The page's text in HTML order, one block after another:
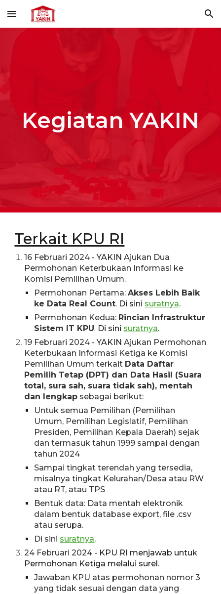
Skip to main content Skip to navigation
Kegiatan YAKIN
Terkait KPU RI
16 Februari 2024 -YAKINAjukan Dua
Permohonan Keterbukaan Informasi ke
Komisi Pemilihan Umum.
Permohonan Pertama:Akses Lebih Baik
ke Data Real Count. Di sini suratnya.
Permohonan Kedua: Rincian Infrastruktur
Sistem IT KPU. Di sini suratnya.
19 Februari 2024 -YAKINAjukan Permohonan
Keterbukaan Informasi Ketiga ke Komisi
Pemilihan Umum terkait Data Daftar
Pemilih Tetap (DPT) dan Data Hasil (Suara
total, sura sah, suara tidak sah), mentah
dan lengkap sebagai berikut:
Untuk semua Pemilihan (Pemilihan
Umum, Pemilihan Legislatif, Pemilihan
Presiden, Pemilihan Kepala Daerah) sejak
dan termasuk tahun 1999 sampai dengan
tahun 2024
Sampai tingkat terendah yang tersedia,
misalnya tingkat Kelurahan/Desa atau RW
atau RT, atau TPS
Bentuk data: Data mentah elektronik
dalam bentuk database export, file .csv
atau serupa.
Di sini suratnya.
24 Februari 2024 - KPU RI menjawab untuk
Permohonan Ketiga melalui surel.
Jawaban KPU atas permohonan nomor 3
yang tidak sesuai dengan data yang